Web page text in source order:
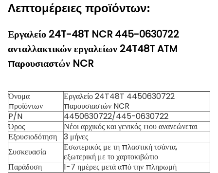
Λεπτομέρειες προϊόντων:
Εργαλείο 24T-48T NCR 445-0630722
ανταλλακτικών εργαλείων 24T48T ATM
παρουσιαστών NCR
Όνομα
προϊόντων
Εργαλείο 24T48T 4450630722
παρουσιαστών NCR
P/N
4450630722/445-0630722
Όρος
Νέοι αρχικός και γενικός που ανανεώνεται
Εξουσιοδότηση
3 μήνες
Συσκευασία
Εσωτερικός με τη πλαστική τσάντα,
εξωτερική με το χαρτοκιβώτιο
Παράδοση
1-7 ημέρες μετά από την πληρωμή